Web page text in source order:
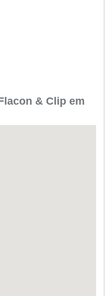
& Clip em